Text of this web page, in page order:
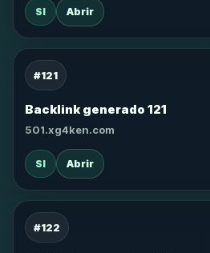
SI Abrir
#121
Backlink generado 121
501.xg4ken.com
SI Abrir
#122